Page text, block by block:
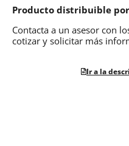
Producto distribuible
Contacta a un asesor con
cotizar y solicitar más
Ir a la